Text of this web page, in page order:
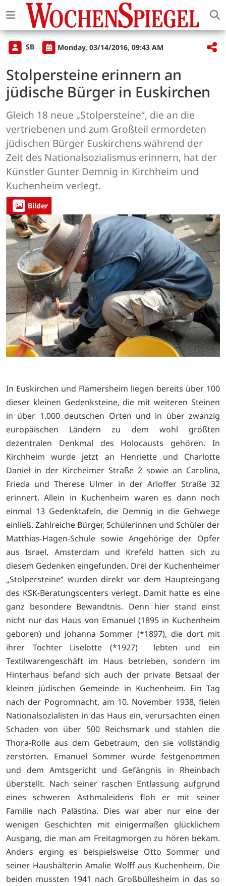
SB Monday, 03/14/2016, 09:43 AM
Stolpersteine erinnern an
jüdische Bürger in Euskirchen
Gleich 18 neue „Stolpersteine“, die an die
vertriebenen und zum Großteil ermordeten
jüdischen Bürger Euskirchens während der
Zeit des Nationalsozialismus erinnern, hat der
Künstler Gunter Demnig in Kirchheim und
Kuchenheim verlegt.
Bilder
In Euskirchen und Flamersheim liegen bereits über 100
dieser kleinen Gedenksteine, die mit weiteren Steinen
in über 1.000 deutschen Orten und in über zwanzig
europäischen Ländern zu dem wohl größten
dezentralen Denkmal des Holocausts gehören. In
Kirchheim wurde jetzt an Henriette und Charlotte
Daniel in der Kircheimer Straße 2 sowie an Carolina,
Frieda und Therese Ulmer in der Arloffer Straße 32
erinnert. Allein in Kuchenheim waren es dann noch
einmal 13 Gedenktafeln, die Demnig in die Gehwege
einließ. Zahlreiche Bürger, Schülerinnen und Schüler der
Matthias-Hagen-Schule sowie Angehörige der Opfer
aus Israel, Amsterdam und Krefeld hatten sich zu
diesem Gedenken eingefunden. Drei der Kuchenheimer
„Stolpersteine“ wurden direkt vor dem Haupteingang
des KSK-Beratungscenters verlegt. Damit hatte es eine
ganz besondere Bewandtnis. Denn hier stand einst
nicht nur das Haus von Emanuel (1895 in Kuchenheim
geboren) und Johanna Sommer (*1897), die dort mit
ihrer Tochter Liselotte (*1927) lebten und ein
Textilwarengeschäft im Haus betrieben, sondern im
Hinterhaus befand sich auch der private Betsaal der
kleinen jüdischen Gemeinde in Kuchenheim. Ein Tag
nach der Pogromnacht, am 10. November 1938, fielen
Nationalsozialisten in das Haus ein, verursachten einen
Schaden von über 500 Reichsmark und stahlen die
Thora-Rolle aus dem Gebetraum, den sie vollständig
zerstörten. Emanuel Sommer wurde festgenommen
und dem Amtsgericht und Gefängnis in Rheinbach
überstellt. Nach seiner raschen Entlassung aufgrund
eines schweren Asthmaleidens floh er mit seiner
Familie nach Palästina. Dies war aber nur eine der
wenigen Geschichten mit einigermaßen glücklichem
Ausgang, die man am Freitagmorgen zu hören bekam.
Anders erging es beispielsweise Otto Sommer und
seiner Haushälterin Amalie Wolff aus Kuchenheim. Die
beiden mussten 1941 nach Großbüllesheim in das so